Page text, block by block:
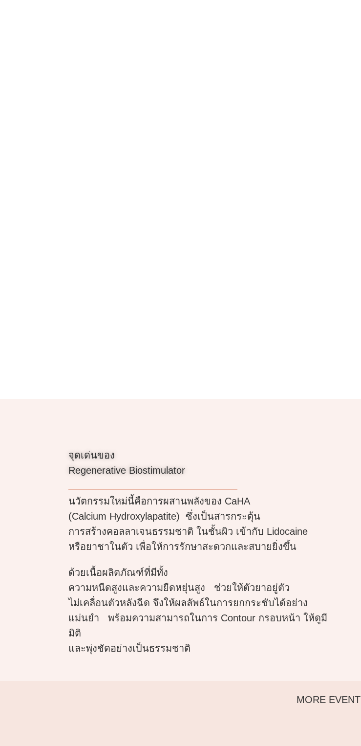
จุดเด่นของ
Regenerative Biostimulator
นวัตกรรมใหม่นี้คือการผสานพลังของ CaHA
(Calcium Hydroxylapatite) ซึ่งเป็นสารกระตุ้น
การสร้างคอลลาเจนธรรมชาติ ในชั้นผิว เข้ากับ Lidocaine
หรือยาชาในตัว เพื่อให้การรักษาสะดวกและสบายยิ่งขึ้น
ด้วยเนื้อผลิตภัณฑ์ที่มีทั้ง
ความหนืดสูงและความยืดหยุ่นสูง ช่วยให้ตัวยาอยู่ตัว
ไม่เคลื่อนตัวหลังฉีด จึงให้ผลลัพธ์ในการยกกระชับได้อย่าง
แม่นยำ พร้อมความสามารถในการ Contour กรอบหน้า ให้ดูมี
มิติ
และพุ่งชัดอย่างเป็นธรรมชาติ
MORE EVENT